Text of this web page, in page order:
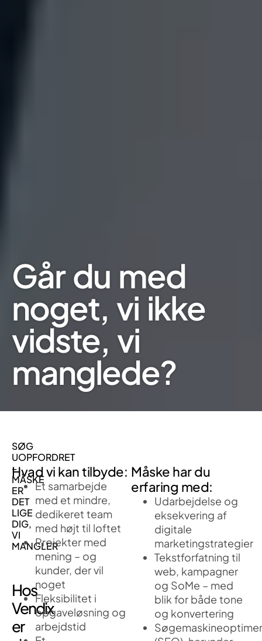
Går du med
noget, vi ikke
vidste, vi
manglede?
SØG
UOPFORDRET
–
MÅSKE
ER
DET
LIGE
DIG,
VI
MANGLER
Hos
Vendix
er
Hvad vi kan tilbyde:
Et samarbejde
med et mindre,
dedikeret team
med højt til loftet
Projekter med
mening – og
kunder, der vil
noget
Fleksibilitet i
opgaveløsning og
arbejdstid
Måske har du
erfaring med:
Udarbejdelse og
eksekvering af
digitale
marketingstrategier
Tekstforfatning til
web, kampagner
og SoMe – med
blik for både tone
og konvertering